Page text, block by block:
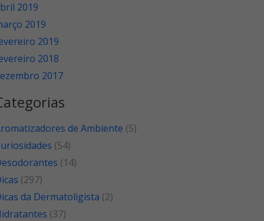
2019
2019
2019
2018
2017
de Ambiente (5)
(54)
(14)
(297)
da Dermatoligista (2)
(37)